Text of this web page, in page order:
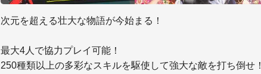
次元を超える壮大な物語が今始まる！
最大4人で協力プレイ可能！
250種類以上の多彩なスキルを駆使して強大な敵を打ち倒せ！